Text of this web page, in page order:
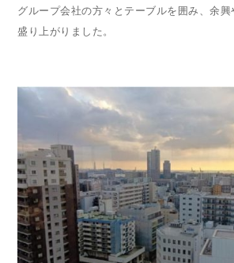
グループ会社の方々とテーブルを囲み、余興
盛り上がりました。